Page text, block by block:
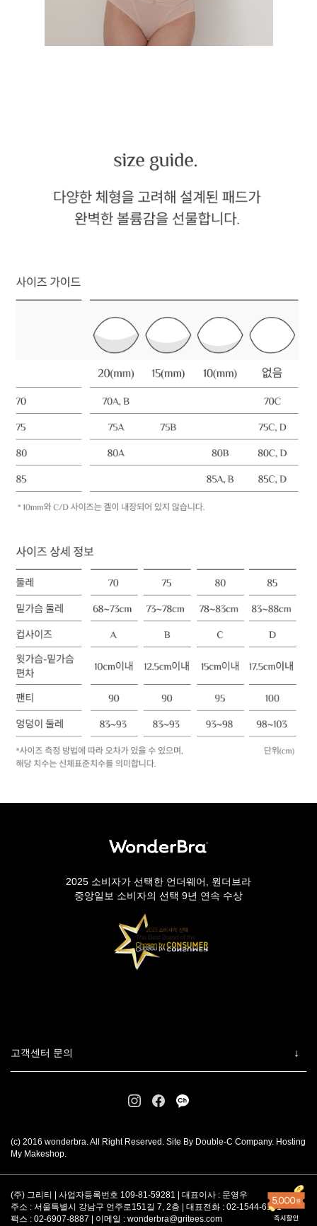
2025 소비자가 선택한 언더웨어, 원더브라
중앙일보 소비자의 선택 9년 연속 수상
고객센터 문의
(c) 2016 wonderbra. All Right Reserved. Site By Double-C Company. Hosting
My Makeshop.
(주) 그리티 | 사업자등록번호 109-81-59281 | 대표이사 : 문영우
주소 : 서울특별시 강남구 언주로151길 7, 2층 | 대표전화 : 02-1544-6101
팩스 : 02-6907-8887 | 이메일 : wonderbra@gritees.com